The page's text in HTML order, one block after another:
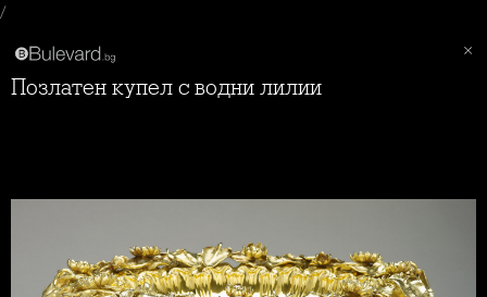
/
Позлатен купел с водни лилии